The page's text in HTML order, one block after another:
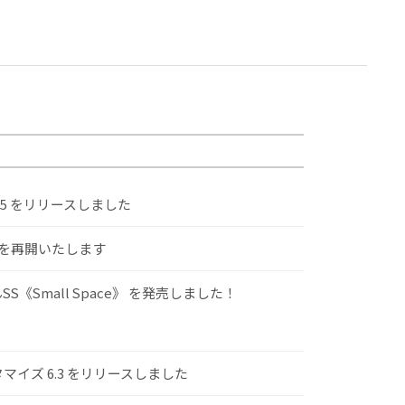
をリリースしました
再開いたします
《Small Space》 を発売しました！
イズ 6.3 をリリースしました